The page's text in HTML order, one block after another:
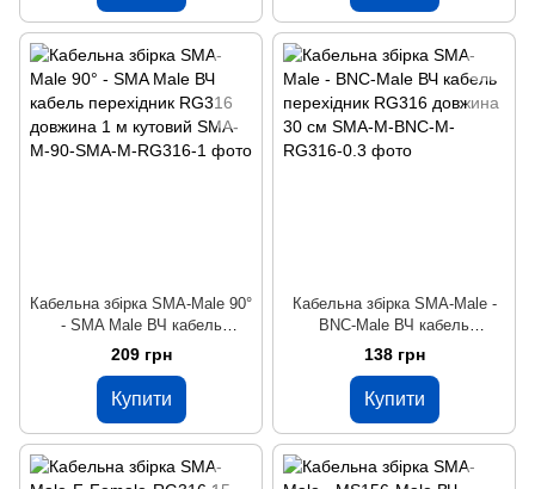
Кабельна збірка SMA-Male 90°
- SMA Male ВЧ кабель
перехідник RG316 довжина 1
м кутовий
209 грн
Купити
Кабельна збірка SMA-Male -
BNC-Male ВЧ кабель
перехідник RG316 довжина 30
138 грн
Купити